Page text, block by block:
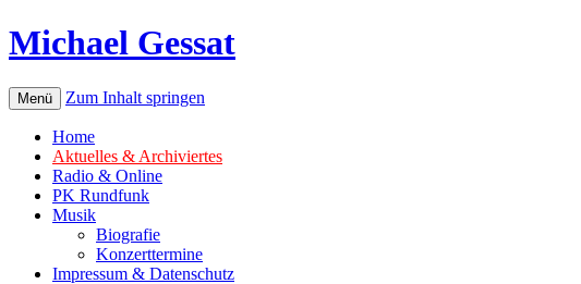
Michael Gessat
Menü Zum Inhalt springen
Home
Aktuelles & Archiviertes
Radio & Online
PK Rundfunk
Musik
Biografie
Konzerttermine
Impressum & Datenschutz